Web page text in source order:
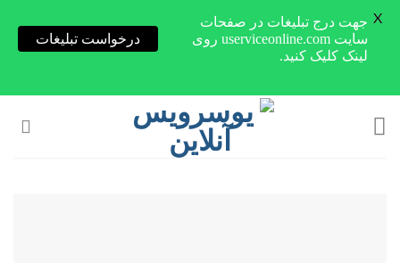
جهت درج تبلیغات در صفحات
سایت userviceonline.com روی
لینک کلیک کنید.
درخواست تبلیغات
X